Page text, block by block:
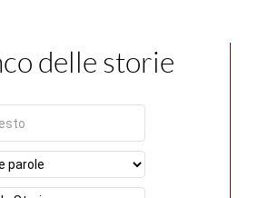
delle storie